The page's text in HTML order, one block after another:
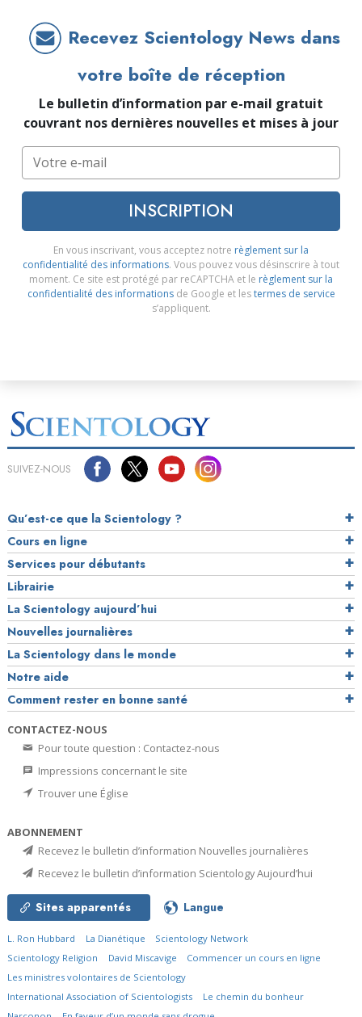
Recevez Scientology News dans
votre boîte de réception
Le bulletin d’information par e-mail gratuit
couvrant nos dernières nouvelles et mises à jour
INSCRIPTION
En vous inscrivant, vous acceptez notre règlement sur la
confidentialité des informations. Vous pouvez vous désinscrire à tout
moment. Ce site est protégé par reCAPTCHA et le règlement sur la
confidentialité des informationsde Google et lestermes de service
s’appliquent.
SUIVEZ-NOUS
Qu’est-ce que la Scientology ?
Cours en ligne
Services pour débutants
Librairie
La Scientology aujourd’hui
Nouvelles journalières
La Scientology dans le monde
Notre aide
Comment rester en bonne santé
CONTACTEZ-NOUS
Pour toute question : Contactez-nous
Impressions concernant le site
Trouver une Église
ABONNEMENT
Recevez le bulletin d’information Nouvelles journalières
Recevez le bulletin d’information Scientology Aujourd’hui
Sites apparentés Langue
L. Ron Hubbard La Dianétique
Scientology Network
Scientology Religion
David Miscavige
Commencer un cours en ligne
Les ministres volontaires de Scientology
International Association of Scientologists
Le chemin du bonheur